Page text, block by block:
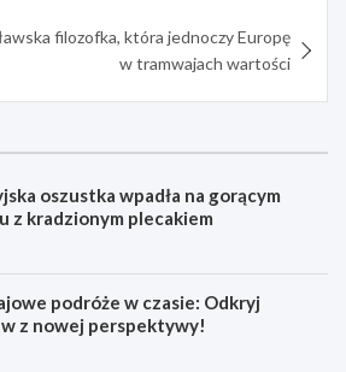
filozofka, która jednoczy Europę
w tramwajach wartości
oszustka wpadła na gorącym
z kradzionym plecakiem
podróże w czasie: Odkryj
z nowej perspektywy!